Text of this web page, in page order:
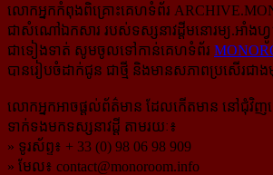
លោកអ្នកកំពុងពិគ្រោះគេហទំព័រ
ជាសំណៅឯកសារ របស់ទស្សនាវដ្ដីមនោរម្យ.អាំងហ្វូ
ជាទៀងទាត់ សូមចូលទៅកាន់​គេហទំព័រ
បានរៀបចំដាក់ជូន ជាថ្មី និងមានសភាពប្រសើរជា
លោកអ្នកអាចផ្ដល់ព័ត៌មាន ដែលកើតមាន នៅជុំវិ
ទាក់ទងមកទស្សនាវដ្ដី តាមរយៈ៖
» ទូរស័ព្ទ៖ + 33 (0) 98 06 98 909
» មែល៖ contact@monoroom.info